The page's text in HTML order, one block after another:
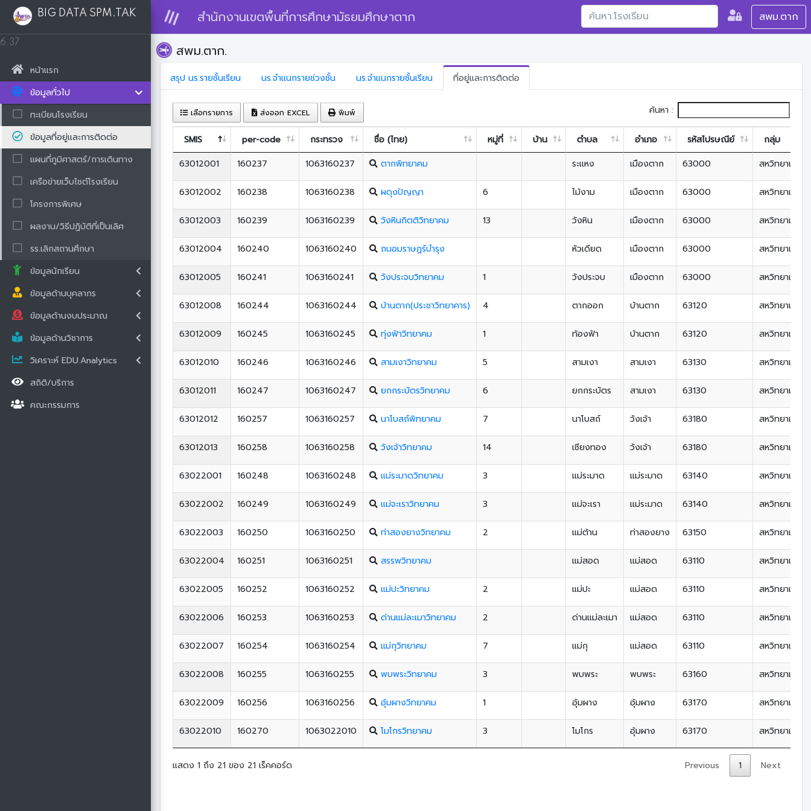
สำนักงานเขตพื้นที่การศึกษามัธยมศึกษาตาก สพม.ตาก
BIG DATA SPM.TAK
6.37
หน้าแรก
ข้อมูลทั่วไป
ทะเบียนโรงเรียน
ข้อมูลที่อยู่และการติดต่อ
แผนที่ภูมิศาสตร์/การเดินทาง
เครือข่ายเว็บไซต์โรงเรียน
โครงการพิเศษ
ผลงาน/วิธีปฏิบัติที่เป็นเลิศ
รร.เลิกสถานศึกษา
ข้อมูลนักเรียน
ข้อมูลด้านบุคลากร
ข้อมูลด้านงบประมาณ
ข้อมูลด้านวิชาการ
วิเคราะห์ EDU.Analytics
สถิติ/บริการ
คณะกรรมการ
สพม.ตาก.
สรุป นร.รายชั้นเรียน นร.จำแนกรายช่วงชั้น นร.จำแนกรายชั้นเรียน ที่อยู่และการติดต่อ
เลือกรายการ ส่งออก EXCEL พิมพ์ ค้นหา :
SMIS per-code กระทรวง ชื่อ (ไทย) หมู่ที่ บ้าน ตำบล อำเภอ รหัสไปรษณีย์
กลุ่ม
63012001
160237 1063160237 ตากพิทยาคม ระแหง เมืองตาก 63000 สหวิทยาเขตลุ่
63012002 160238 1063160238 ผดุงปัญญา 6 ไม้งาม เมืองตาก 63000 สหวิทยาเขตลุ่
63012003 160239 1063160239 วังหินกิตติวิทยาคม 13 วังหิน เมืองตาก 63000 สหวิทยาเขตลุ่
63012004 160240 1063160240 ถนอมราษฏร์บำรุง หัวเดียด เมืองตาก 63000 สหวิทยาเขตลุ่
63012005 160241 1063160241 วังประจบวิทยาคม 1 วังประจบ เมืองตาก 63000 สหวิทยาเขตลุ่
63012008 160244 1063160244 บ้านตาก(ประชาวิทยาคาร) 4 ตากออก บ้านตาก 63120 สหวิทยาเขตลุ่
63012009 160245 1063160245 ทุ่งฟ้าวิทยาคม 1 ท้องฟ้า บ้านตาก 63120 สหวิทยาเขตลุ่
63012010 160246 1063160246 สามเงาวิทยาคม 5 สามเงา สามเงา 63130 สหวิทยาเขตลุ่
63012011 160247 1063160247 ยกกระบัตรวิทยาคม 6 ยกกระบัตร สามเงา 63130 สหวิทยาเขตลุ่
63012012 160257 1063160257 นาโบสถ์พิทยาคม 7 นาโบสถ์ วังเจ้า 63180 สหวิทยาเขตลุ่
63012013 160258 1063160258 วังเจ้าวิทยาคม 14 เชียงทอง วังเจ้า 63180 สหวิทยาเขตลุ่
63022001 160248 1063160248 แม่ระมาดวิทยาคม 3 แม่ระมาด แม่ระมาด 63140 สหวิทยาเขตลุ่
63022002 160249 1063160249 แม่จะเราวิทยาคม 3 แม่จะเรา แม่ระมาด 63140 สหวิทยาเขตลุ่
63022003 160250 1063160250 ท่าสองยางวิทยาคม 2 แม่ต้าน ท่าสองยาง 63150 สหวิทยาเขตลุ่
63022004 160251 1063160251 สรรพวิทยาคม แม่สอด แม่สอด 63110 สหวิทยาเขตลุ่
63022005 160252 1063160252 แม่ปะวิทยาคม 2 แม่ปะ แม่สอด 63110 สหวิทยาเขตลุ่
63022006 160253 1063160253 ด่านแม่ละเมาวิทยาคม 2 ด่านแม่ละเมา แม่สอด 63110 สหวิทยาเขต
63022007 160254 1063160254 แม่กุวิทยาคม 7 แม่กุ แม่สอด 63110 สหวิทยาเขต
63022008 160255 1063160255 พบพระวิทยาคม 3 พบพระ พบพระ 63160 สหวิทยาเขต
63022009 160256 1063160256 อุ้มผางวิทยาคม 1 อุ้มผาง อุ้มผาง 63170 สหวิทยาเขต
63022010 160270 1063022010 โมโกรวิทยาคม 3 โมโกร อุ้มผาง 63170 สหวิทยาเขต
แสดง 1 ถึง 21 ของ 21 เร็คคอร์ด Previous 1 Next